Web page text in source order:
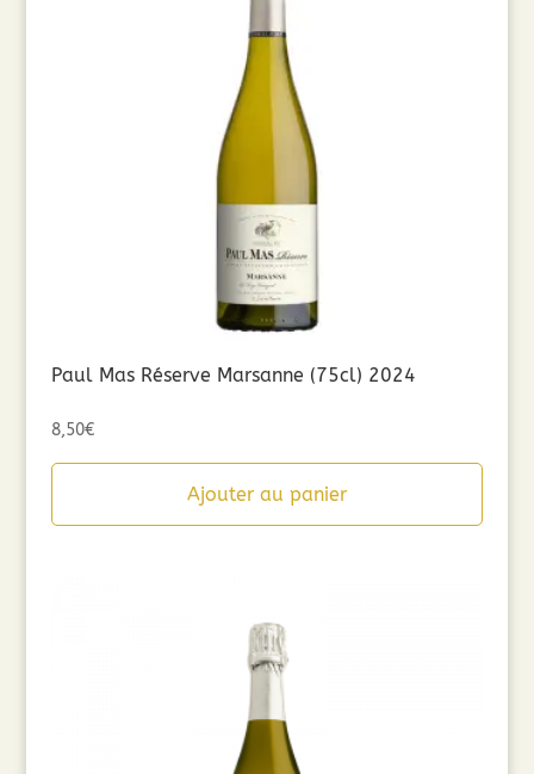
Paul Mas Réserve Marsanne (75cl) 2024
8,50€
Ajouter au panier